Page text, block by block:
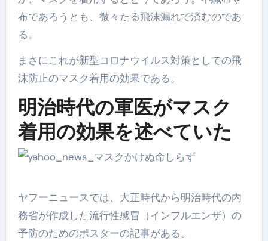
布であろうとも、微々たる飛沫漏れで済むのであ
る。
まさにこれが新型コロナウイルス対策としての飛
沫防止のマスク着用の効果である。
明治時代の軍医がマスク
着用の効果を述べていた
ヤフーニュースでは、大正時代から明治時代の内
務省が作成した流行性感冒（インフルエンザ）の
予防のためのポスターの記事がある。